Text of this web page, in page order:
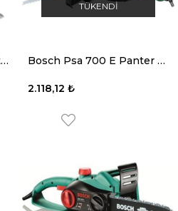
Bosch Gks 190 Daire Testere
TÜKENDI
Bosch Psa 700 E Panter Testere
2.118,12 ₺